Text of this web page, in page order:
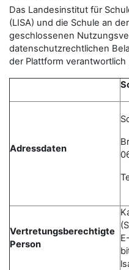
Das Landesinstitut für
(LISA) und die Schule an
geschlossenen
datenschutzrechtlichen
der Plattform verantwortlich
Adressdaten
Vertretungsberechtigte
Person